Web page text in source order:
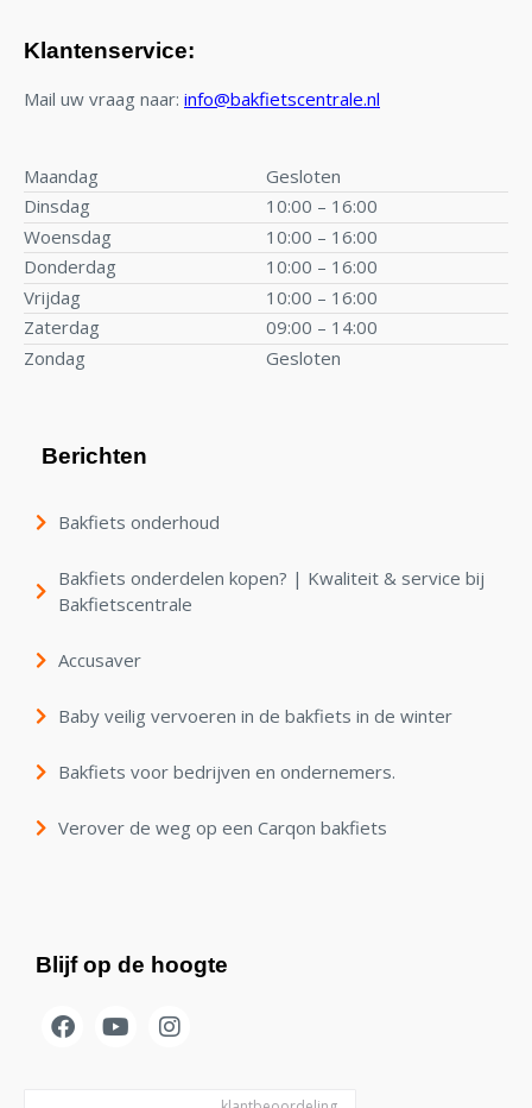
Klantenservice:
Mail uw vraag naar: info@bakfietscentrale.nl
Maandag
Gesloten
Dinsdag
10:00 – 16:00
Woensdag
10:00 – 16:00
Donderdag
10:00 – 16:00
Vrijdag
10:00 – 16:00
Zaterdag
09:00 – 14:00
Zondag
Gesloten
Berichten
Bakfiets onderhoud
Bakfiets onderdelen kopen? | Kwaliteit & service bij
Bakfietscentrale
Accusaver
Baby veilig vervoeren in de bakfiets in de winter
Bakfiets voor bedrijven en ondernemers.
Verover de weg op een Carqon bakfiets
Blijf op de hoogte